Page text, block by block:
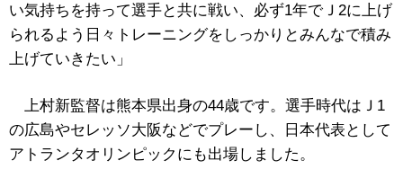
い気持ちを持って選手と共に戦い、必ず1年でＪ2に上げ
られるよう日々トレーニングをしっかりとみんなで積み
上げていきたい」
上村新監督は熊本県出身の44歳です。選手時代はＪ1
の広島やセレッソ大阪などでプレーし、日本代表として
アトランタオリンピックにも出場しました。